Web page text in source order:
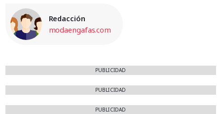
Redacción
modaengafas.com
PUBLICIDAD
PUBLICIDAD
PUBLICIDAD